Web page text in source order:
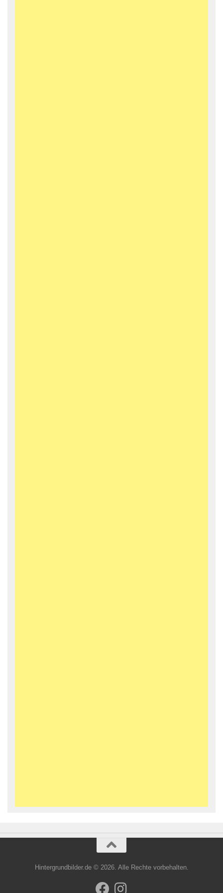
Hintergrundbilder.de © 2026. Alle Rechte vorbehalten.